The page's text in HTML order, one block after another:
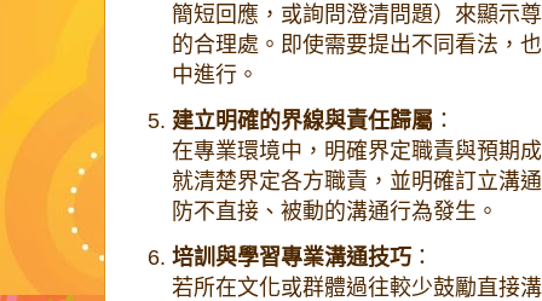
簡短回應，或詢問澄清問題）來顯示
的合理處。即使需要提出不同看法，
中進行。
建立明確的界線與責任歸屬 ：
在專業環境中，明確界定職責與預期
就清楚界定各方職責，並明確訂立溝
防不直接、被動的溝通行為發生。
培訓與學習專業溝通技巧 ：
若所在文化或群體過往較少鼓勵直接